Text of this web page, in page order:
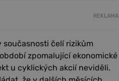
REKLAMA
současnosti čelí rizikům
zpomalující ekonomické
u cyklických akcií neviděli.